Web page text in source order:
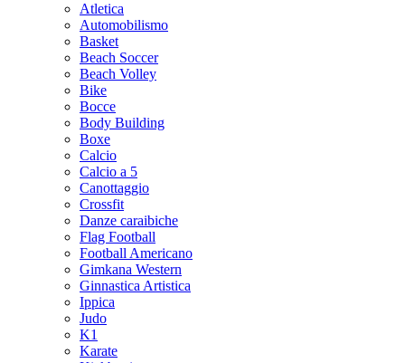
Atletica
Automobilismo
Basket
Beach Soccer
Beach Volley
Bike
Bocce
Body Building
Boxe
Calcio
Calcio a 5
Canottaggio
Crossfit
Danze caraibiche
Flag Football
Football Americano
Gimkana Western
Ginnastica Artistica
Ippica
Judo
K1
Karate